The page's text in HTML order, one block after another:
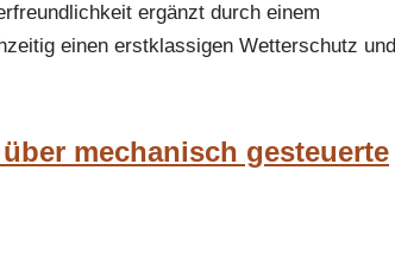
ergänzt durch einem
einen erstklassigen Wetterschutz und
mechanisch gesteuerte